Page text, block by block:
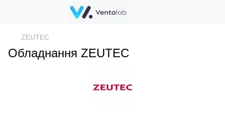
ZEUTEC
Обладнання ZEUTEC